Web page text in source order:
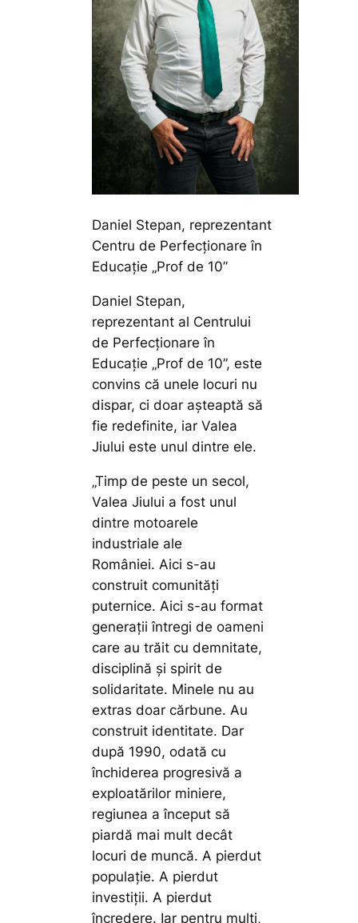
Daniel Stepan, reprezentant
Centru de Perfecționare în
Educație „Prof de 10”
Daniel Stepan,
reprezentant al Centrului
de Perfecționare în
Educație „Prof de 10”, este
convins că unele locuri nu
dispar, ci doar așteaptă să
fie redefinite, iar Valea
Jiului este unul dintre ele.
„Timp de peste un secol,
Valea Jiului a fost unul
dintre motoarele
industriale ale
României. Aici s-au
construit comunități
puternice. Aici s-au format
generații întregi de oameni
care au trăit cu demnitate,
disciplină și spirit de
solidaritate. Minele nu au
extras doar cărbune. Au
construit identitate. Dar
după 1990, odată cu
închiderea progresivă a
exploatărilor miniere,
regiunea a început să
piardă mai mult decât
locuri de muncă. A pierdut
populație. A pierdut
investiții. A pierdut
încredere. Iar pentru mulți,